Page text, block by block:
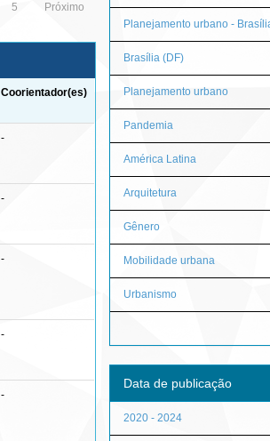
5 Próximo
Coorientador(es)
-
-
-
-
-
Planejamento urbano -
Brasília (DF)
Planejamento urbano
Pandemia
América Latina
Arquitetura
Gênero
Mobilidade urbana
Urbanismo
Data de publicação
2020 - 2024